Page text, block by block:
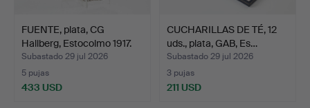
FUENTE, plata, CG
Hallberg, Estocolmo 1917.
Subastado 29 jul 2026
5 pujas
433 USD
CUCHARILLAS DE TÉ, 12
uds., plata, GAB, Es…
Subastado 29 jul 2026
3 pujas
211 USD